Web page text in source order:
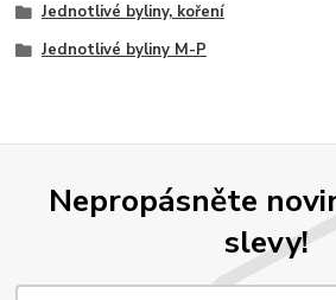
Jednotlivé byliny, koření
Jednotlivé byliny M-P
Nepropásněte
slevy!